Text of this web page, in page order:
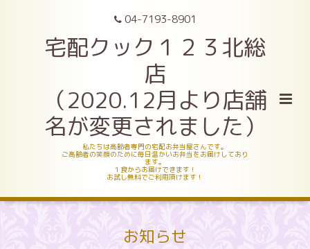
04-7193-8901
宅配クック１２３北総
店
（2020.12月より店舗
名が変更されました）
私たちは高齢者専門の宅配お弁当屋さんです。
ご高齢者の笑顔のために毎日温かいお弁当をお届けしており
ます。
１食からお届けできます！
お試し無料でご利用頂けます！
お知らせ